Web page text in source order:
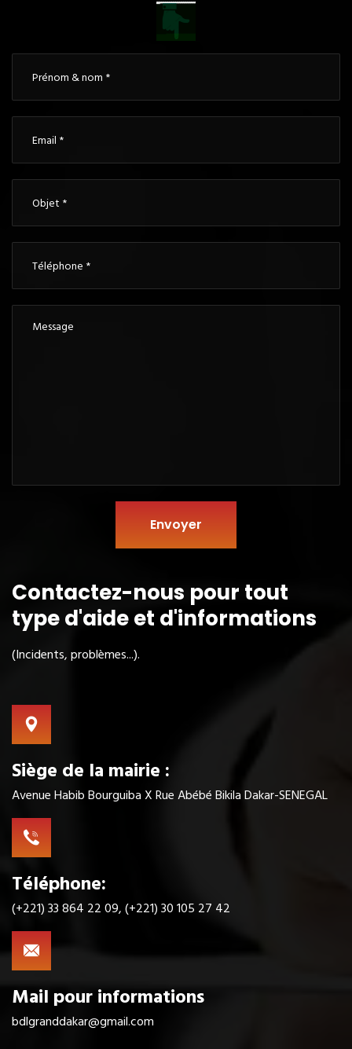
Envoyer
Contactez-nous pour tout
typed'aide et d'informations
(Incidents, problèmes...).
Siège de la mairie :
Avenue Habib Bourguiba X Rue Abébé Bikila Dakar-SENEGAL
Téléphone:
(+221) 33 864 22 09, (+221) 30 105 27 42
Mail pour informations
bdlgranddakar@gmail.com